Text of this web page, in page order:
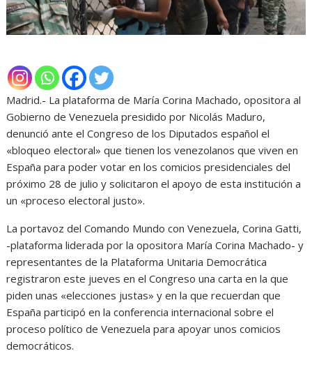
Madrid.- La plataforma de María Corina Machado, opositora al
Gobierno de Venezuela presidido por Nicolás Maduro,
denunció ante el Congreso de los Diputados español el
«bloqueo electoral» que tienen los venezolanos que viven en
España para poder votar en los comicios presidenciales del
próximo 28 de julio y solicitaron el apoyo de esta institución a
un «proceso electoral justo».
La portavoz del Comando Mundo con Venezuela, Corina Gatti,
-plataforma liderada por la opositora María Corina Machado- y
representantes de la Plataforma Unitaria Democrática
registraron este jueves en el Congreso una carta en la que
piden unas «elecciones justas» y en la que recuerdan que
España participó en la conferencia internacional sobre el
proceso político de Venezuela para apoyar unos comicios
democráticos.